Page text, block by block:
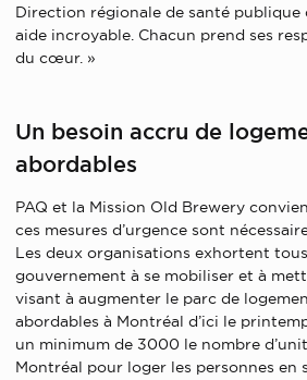
Direction régionale de santé publique
aide incroyable. Chacun prend ses
du cœur. »
Un besoin accru de
abordables
PAQ et la Mission Old Brewery
ces mesures d’urgence sont
Les deux organisations exhortent
gouvernement à se mobiliser et à
visant à augmenter le parc de
abordables à Montréal d’ici le
un minimum de 3000 le nombre
Montréal pour loger les personnes en